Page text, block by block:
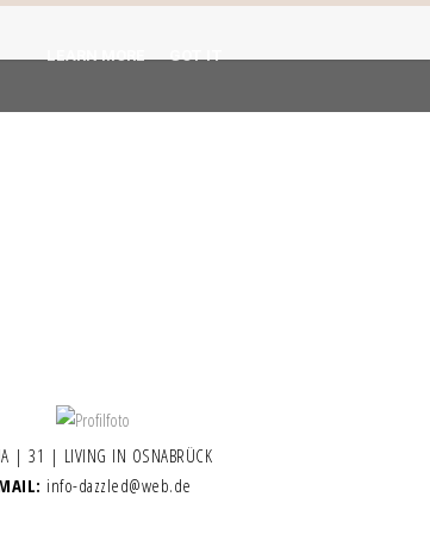
| 31 | LIVING IN OSNABRÜCK
info-dazzled@web.de
LEARN MORE GOT IT